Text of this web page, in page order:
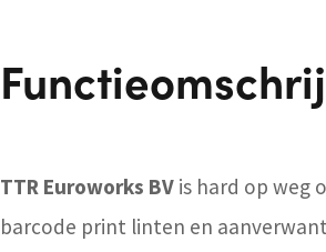
TTR Euroworks BV is hard op weg
barcode print linten en